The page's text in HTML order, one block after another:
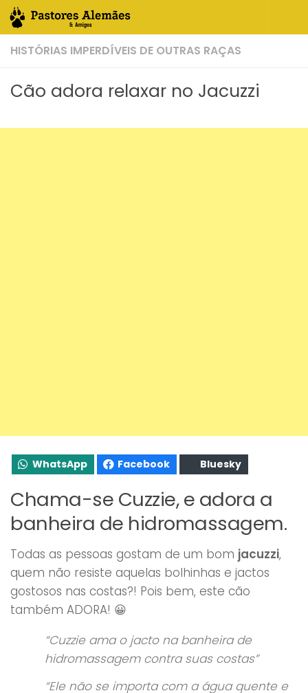
Skip to content
HISTÓRIAS IMPERDÍVEIS DE OUTRAS RAÇAS
Cão adora relaxar no Jacuzzi
WhatsApp Facebook Bluesky
Chama-se Cuzzie, e adora a
banheira de hidromassagem.
Todas as pessoas gostam de um bom jacuzzi,
quem não resiste aquelas bolhinhas e jactos
gostosos nas costas?! Pois bem, este cão
também ADORA! 😀
“Cuzzie ama o jacto na banheira de
hidromassagem contra suas costas”
“Ele não se importa com a água quente e